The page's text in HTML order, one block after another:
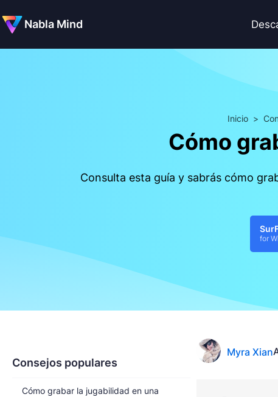
Nabla Mind
Inicio >
Cómo
Consulta esta guía y sabrás cómo
for
Consejos populares
Cómo grabar la jugabilidad en una
Myra Xian